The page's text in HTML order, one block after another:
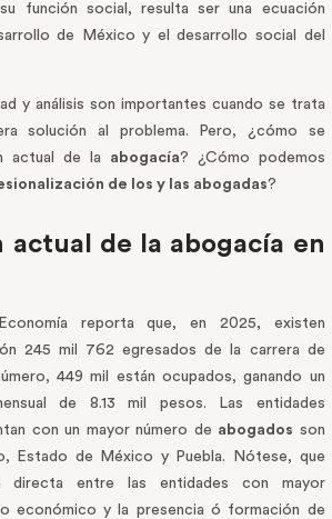
función social, resulta ser una ecuación
de México y el desarrollo social del
y análisis son importantes cuando se trata
solución al problema. Pero, ¿cómo se
actual de la abogacía? ¿Cómo podemos
de los y las abogadas?
actual de la abogacía en
reporta que, en 2025, existen
245 mil 762 egresados de la carrera de
449 mil están ocupados, ganando un
de 8.13 mil pesos. Las entidades
con un mayor número de abogados son
Estado de México y Puebla. Nótese, que
directa entre las entidades con mayor
económico y la presencia ó formación de